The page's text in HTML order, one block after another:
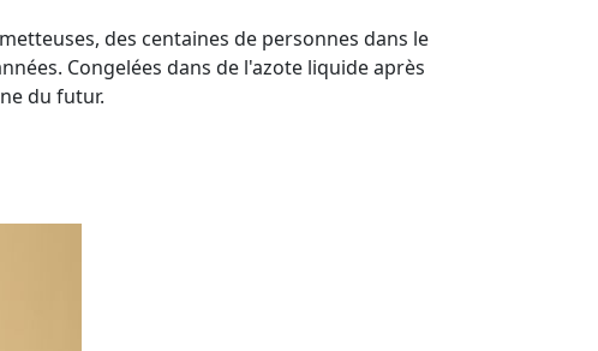
des centaines de personnes dans le
Congelées dans de l'azote liquide après
du futur.